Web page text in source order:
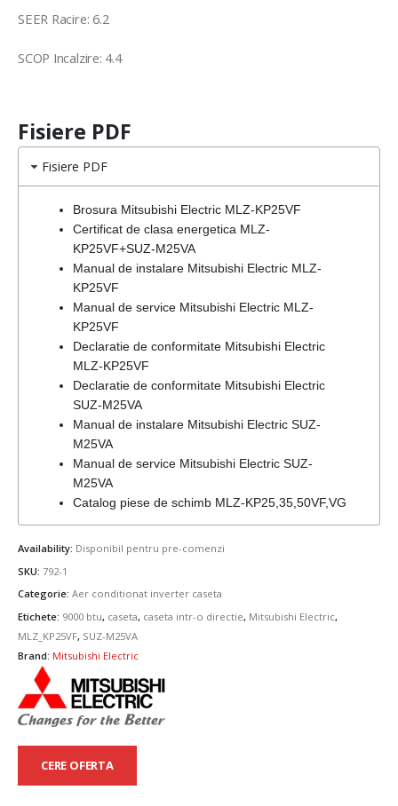
SEER Racire: 6.2
SCOP Incalzire: 4.4
Fisiere PDF
Fisiere PDF
Brosura Mitsubishi Electric MLZ-KP25VF
Certificat de clasa energetica MLZ-
KP25VF+SUZ-M25VA
Manual de instalare Mitsubishi Electric MLZ-
KP25VF
Manual de service Mitsubishi Electric MLZ-
KP25VF
Declaratie de conformitate Mitsubishi Electric
MLZ-KP25VF
Declaratie de conformitate Mitsubishi Electric
SUZ-M25VA
Manual de instalare Mitsubishi Electric SUZ-
M25VA
Manual de service Mitsubishi Electric SUZ-
M25VA
Catalog piese de schimb MLZ-KP25,35,50VF,VG
Availability: Disponibil pentru pre-comenzi
SKU: 792-1
Categorie: Aer conditionat inverter caseta
Etichete: 9000 btu, caseta, caseta intr-o directie, Mitsubishi Electric,
MLZ_KP25VF, SUZ-M25VA
Brand: Mitsubishi Electric
CERE OFERTA